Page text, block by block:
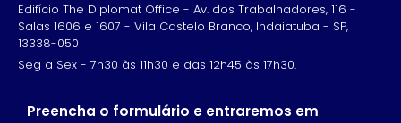
Edifício The Diplomat Office - Av. dos Trabalhadores, 116 -
Salas 1606 e 1607 - Vila Castelo Branco, Indaiatuba - SP,
13338-050
Seg a Sex - 7h30 às 11h30 e das 12h45 às 17h30.
Preencha o formulário e entraremos em